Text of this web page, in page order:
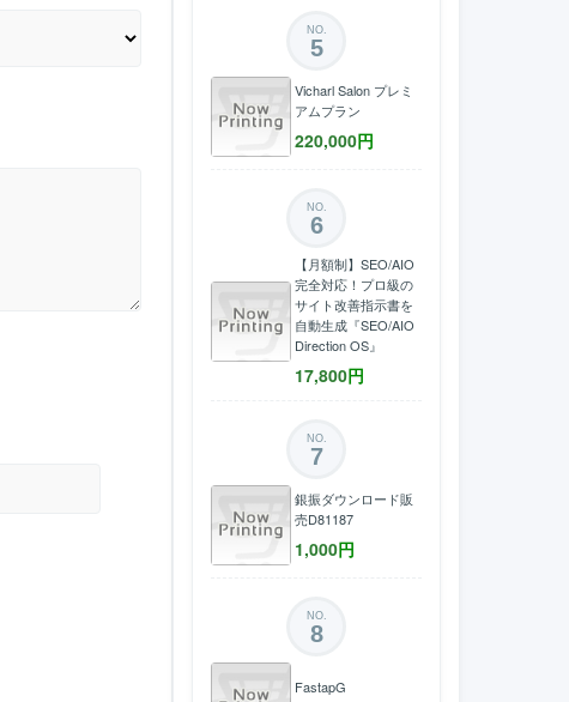
NO.
5
Vicharl Salon プレミ
アムプラン
220,000円
NO.
6
【月額制】SEO/AIO
完全対応！プロ級の
サイト改善指示書を
自動生成『SEO/AIO
Direction OS』
17,800円
NO.
7
銀振ダウンロード販
売D81187
1,000円
NO.
8
FastapG